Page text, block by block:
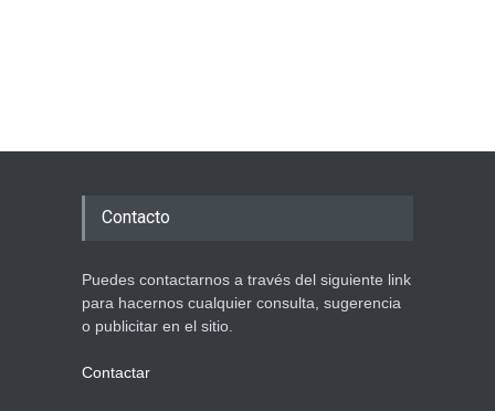
Contacto
Puedes contactarnos a través del siguiente link
para hacernos cualquier consulta, sugerencia
o publicitar en el sitio.
Contactar